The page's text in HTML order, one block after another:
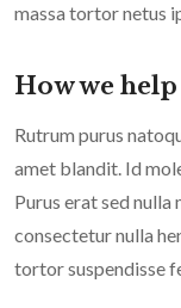
massa tortor netus
How we help
Rutrum purus
amet blandit. Id
Purus erat sed
consectetur nulla
tortor suspendisse